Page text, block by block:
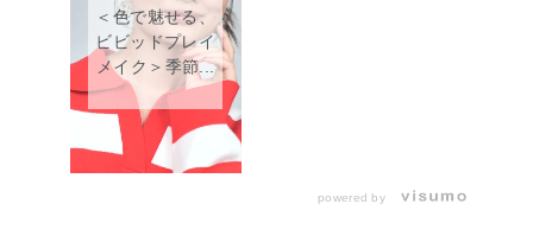
＜色で魅せる、
ビビッドプレイ
メイク＞季節...
powered by